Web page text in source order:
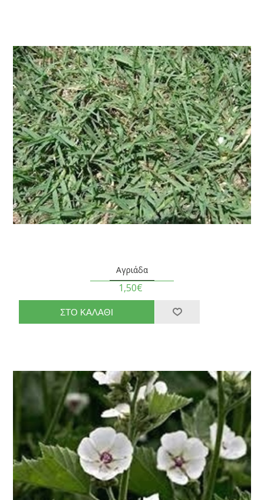
Αγριάδα
1,50€